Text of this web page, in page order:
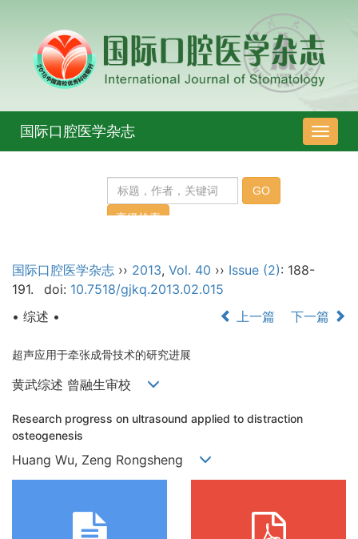
导
航
国际口腔医学杂志
国际口腔医学杂志 ›› 2013, Vol. 40 ›› Issue (2): 188-
191.
doi: 10.7518/gjkq.2013.02.015
• 综述 •
上一篇 下一篇
超声应用于牵张成骨技术的研究进展
黄武综述 曾融生审校
Research progress on ultrasound applied to distraction
osteogenesis
Huang Wu, Zeng Rongsheng